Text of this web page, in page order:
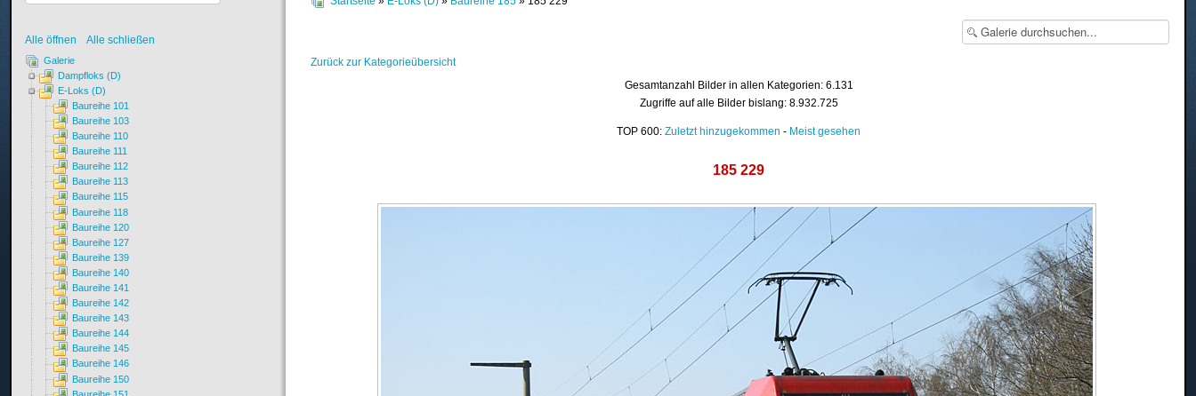
Zurück zur Kategorieübersicht
Gesamtanzahl Bilder in allen Kategorien: 6.131
Zugriffe auf alle Bilder bislang: 8.932.725
TOP 600:Zuletzt hinzugekommen - Meist gesehen
185 229
Alle öffnen Alle schließen
Galerie
Dampfloks (D)
E-Loks (D)
Baureihe 101
Baureihe 103
Baureihe 110
Baureihe 111
Baureihe 112
Baureihe 113
Baureihe 115
Baureihe 118
Baureihe 120
Baureihe 127
Baureihe 139
Baureihe 140
Baureihe 141
Baureihe 142
Baureihe 143
Baureihe 144
Baureihe 145
Baureihe 146
Baureihe 150